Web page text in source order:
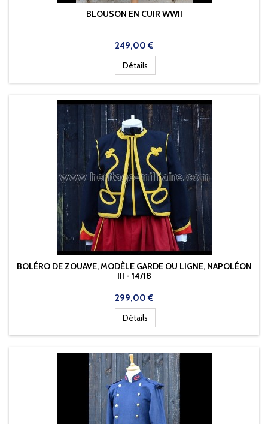
BLOUSON EN CUIR WWII
Prix
249,00 €
Détails
BOLÉRO DE ZOUAVE, MODÈLE GARDE OU LIGNE, NAPOLÉON
III - 14/18
Prix
299,00 €
Détails